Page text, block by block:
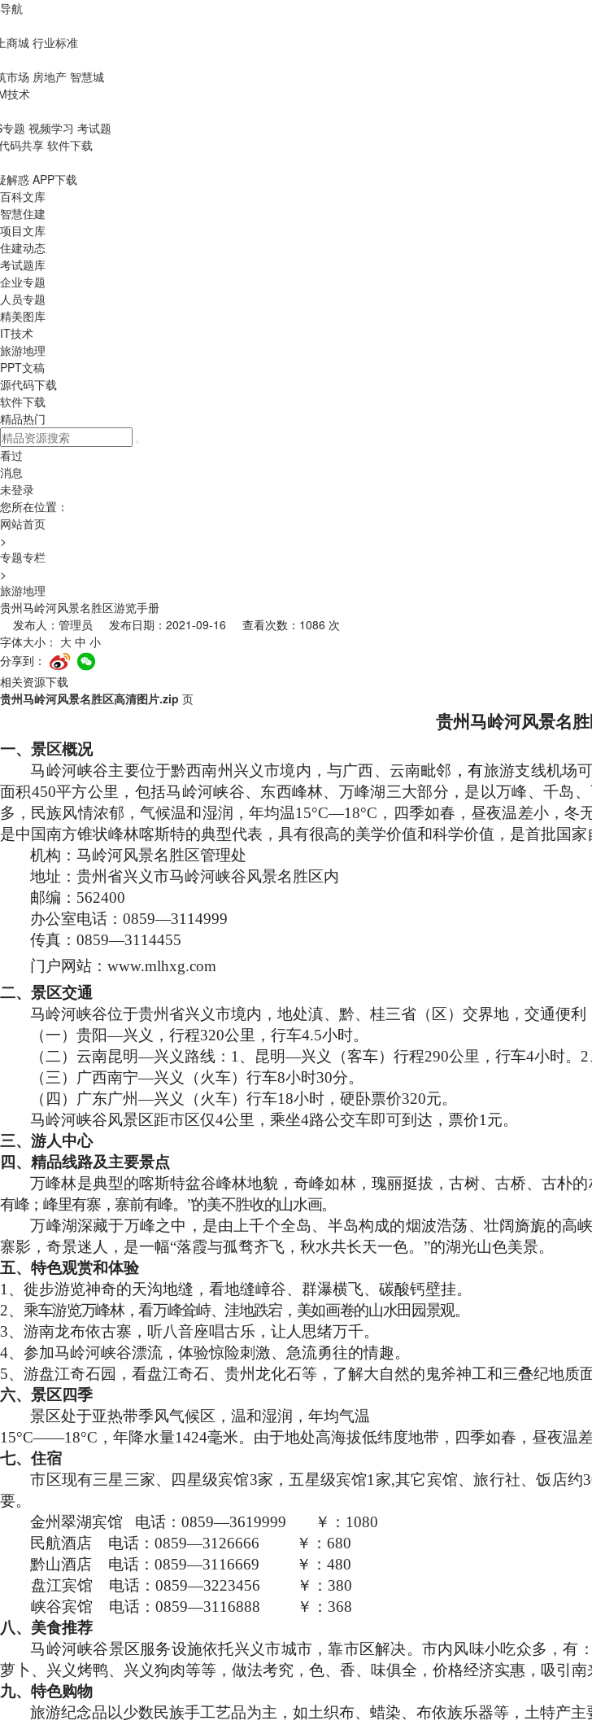
导航
商城 行业标准
市场 房地产 智慧城
技术
题 视频学习 考试题
码共享 软件下载
解惑 APP下载
百科文库
智慧住建
项目文库
住建动态
考试题库
企业专题
人员专题
精美图库
IT技术
旅游地理
PPT文稿
源代码下载
软件下载
精品热门
看过
消息
未登录
您所在位置：
网站首页
>
专题专栏
>
旅游地理
贵州马岭河风景名胜区游览手册
发布人：管理员 发布日期：2021-09-16 查看次数：1086 次
字体大小： 大 中 小
分享到：
相关资源下载
贵州马岭河风景名胜区高清图片.zip 页
贵州马岭河风景名
一、景区概况
马岭河峡谷主要位于黔西南州兴义市境内，与广西、云南毗邻 ，有旅游支线机场
面积450平方公里，包括马岭河峡谷、东西峰林、万峰湖三大部分， 是以万峰、千岛
多，民族风情浓郁，气候温和湿润，年均温15°C—18°C ，四季如春，昼夜温差小，冬
是中国南方锥状峰林喀斯特的典型代表，具有很高的美学价值和科学价值，是首批国家
机构：马岭河风景名胜区管理处
地址：贵州省兴义市马岭河峡谷风景名胜区内
邮编： 562400
办公室电话：0859—3114999
传真：0859—3114455
门户网站：www.mlhxg.com
二、景区交通
马岭河峡谷位于贵州省兴义市境内，地处滇、黔、桂三省（区）交界地，交通便利
（一）贵阳—兴义，行程320公里 ，行车4.5小时。
（二）云南昆明—兴义路线： 1 、昆明—兴义（客车）行程290公里 ，行车4小时。 2
（三）广西南宁—兴义（火车）行车8小时30分。
（四）广东广州—兴义（火车）行车18小时，硬卧票价320元。
马岭河峡谷风景区距市区仅4公里 ，乘坐4路公交车即可到达，票价1 元。
三、游人中心
四、精品线路及主要景点
万峰林是典型的喀斯特盆谷峰林地貌，奇峰如林，瑰丽挺拔，古树、古桥、古朴
有峰；峰里有寨，寨前有峰。”的美不胜收的山水画。
万峰湖深藏于万峰之中，是由上千个全岛、半岛构成的烟波浩荡、壮阔旖旎的高
寨影，奇景迷人，是一幅“落霞与孤骛齐飞，秋水共长天一色。”的湖光山色美景。
五、特色观赏和体验
1 、徙步游览神奇的天沟地缝，看地缝嶂谷、群瀑横飞、碳酸钙壁挂。
2、 乘车游览万峰林，看万峰耸峙、洼地跌宕，美如画卷的山水田园景观。
3、游南龙布依古寨，听八音座唱古乐，让人思绪万千。
4、参加马岭河峡谷漂流，体验惊险刺激、急流勇往的情趣。
5、游盘江奇石园，看盘江奇石、贵州龙化石等，了解大自然的鬼斧神工和三叠纪地质面
六、景区四季
景区处于亚热带季风气候区，温和湿润，年均气温
15°C——18°C ，年降水量1424毫米。由于地处高海拔低纬度地带，四季如春，昼夜温
七、住宿
市区现有三星三家、四星级宾馆3家，五星级宾馆1 家,其它宾馆、旅行社、饭店约
要。
金州翠湖宾馆
电话：0859—3619999 ￥： 1080
民航酒店
电话：0859—3126666 ￥：680
黔山酒店
电话：0859—3116669 ￥：480
盘江宾馆
电话： 0859—3223456 ￥： 380
峡谷宾馆
电话： 0859—3116888 ￥： 368
八、美食推荐
马岭河峡谷景区服务设施依托兴义市城市，靠市区解决。市内风味小吃众多，
萝卜、兴义烤鸭、兴义狗肉等等，做法考究，色、香、味俱全，价格经济实惠，吸引南
九、特色购物
旅游纪念品以少数民族手工艺品为主，如土织布、蜡染、布依族乐器等，土特产主